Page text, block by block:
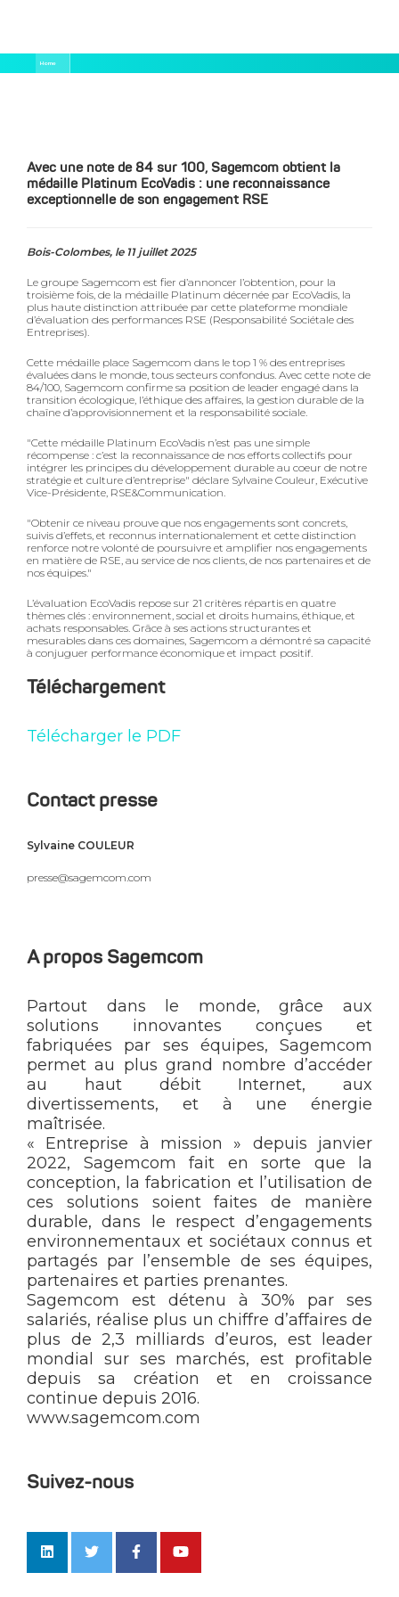
au
d'Ariane
Home
Avec une note de 84 sur 100, Sagemcom obtient la
médaille Platinum EcoVadis : une reconnaissance
exceptionnelle de son engagement RSE
Bois-Colombes, le 11 juillet 2025
Le groupe Sagemcom est fier d’annoncer l’obtention, pour la
troisième fois, de la médaille Platinum décernée par EcoVadis, la
plus haute distinction attribuée par cette plateforme mondiale
d’évaluation des performances RSE (Responsabilité Sociétale des
Entreprises).
Cette médaille place Sagemcom dans le top 1 % des entreprises
évaluées dans le monde, tous secteurs confondus. Avec cette note de
84/100, Sagemcom confirme sa position de leader engagé dans la
transition écologique, l’éthique des affaires, la gestion durable de la
chaîne d’approvisionnement et la responsabilité sociale.
"Cette médaille Platinum EcoVadis n’est pas une simple
récompense : c’est la reconnaissance de nos efforts collectifs pour
intégrer les principes du développement durable au coeur de notre
stratégie et culture d’entreprise" déclare Sylvaine Couleur, Exécutive
Vice-Présidente, RSE&Communication.
"Obtenir ce niveau prouve que nos engagements sont concrets,
suivis d’effets, et reconnus internationalement et cette distinction
renforce notre volonté de poursuivre et amplifier nos engagements
en matière de RSE, au service de nos clients, de nos partenaires et de
nos équipes."
L’évaluation EcoVadis repose sur 21 critères répartis en quatre
thèmes clés : environnement, social et droits humains, éthique, et
achats responsables. Grâce à ses actions structurantes et
mesurables dans ces domaines, Sagemcom a démontré sa capacité
à conjuguer performance économique et impact positif.
Téléchargement
Télécharger le PDF
Contact presse
Sylvaine COULEUR
presse@sagemcom.com
A propos Sagemcom
Partout dans le monde, grâce aux
solutions innovantes conçues et
fabriquées par ses équipes, Sagemcom
permet au plus grand nombre d’accéder
au haut débit Internet, aux
divertissements, et à une énergie
maîtrisée.
« Entreprise à mission » depuis janvier
2022, Sagemcom fait en sorte que la
conception, la fabrication et l’utilisation de
ces solutions soient faites de manière
durable, dans le respect d’engagements
environnementaux et sociétaux connus et
partagés par l’ensemble de ses équipes,
partenaires et parties prenantes.
Sagemcom est détenu à 30% par ses
salariés, réalise plus un chiffre d’affaires de
plus de 2,3 milliards d’euros, est leader
mondial sur ses marchés, est profitable
depuis sa création et en croissance
continue depuis 2016.
www.sagemcom.com
Suivez-nous